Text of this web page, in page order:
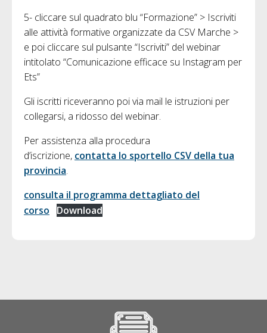
5- cliccare sul quadrato blu “Formazione” > Iscriviti
alle attività formative organizzate da CSV Marche >
e poi cliccare sul pulsante “Iscriviti” del webinar
intitolato “Comunicazione efficace su Instagram per
Ets”
Gli iscritti riceveranno poi via mail le istruzioni per
collegarsi, a ridosso del webinar.
Per assistenza alla procedura
d’iscrizione, contatta lo sportello CSV della tua
provincia.
consulta il programma dettagliato del
corso
Download